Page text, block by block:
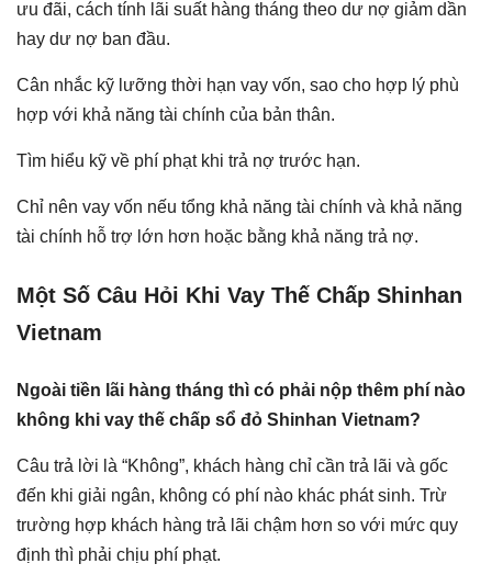
ưu đãi, cách tính lãi suất hàng tháng theo dư nợ giảm dần
hay dư nợ ban đầu.
Cân nhắc kỹ lưỡng thời hạn vay vốn, sao cho hợp lý phù
hợp với khả năng tài chính của bản thân.
Tìm hiểu kỹ về phí phạt khi trả nợ trước hạn.
Chỉ nên vay vốn nếu tổng khả năng tài chính và khả năng
tài chính hỗ trợ lớn hơn hoặc bằng khả năng trả nợ.
Một Số Câu Hỏi Khi Vay Thế Chấp Shinhan
Vietnam
Ngoài tiền lãi hàng tháng thì có phải nộp thêm phí nào
không khi vay thế chấp sổ đỏ Shinhan Vietnam?
Câu trả lời là “Không”, khách hàng chỉ cần trả lãi và gốc
đến khi giải ngân, không có phí nào khác phát sinh. Trừ
trường hợp khách hàng trả lãi chậm hơn so với mức quy
định thì phải chịu phí phạt.